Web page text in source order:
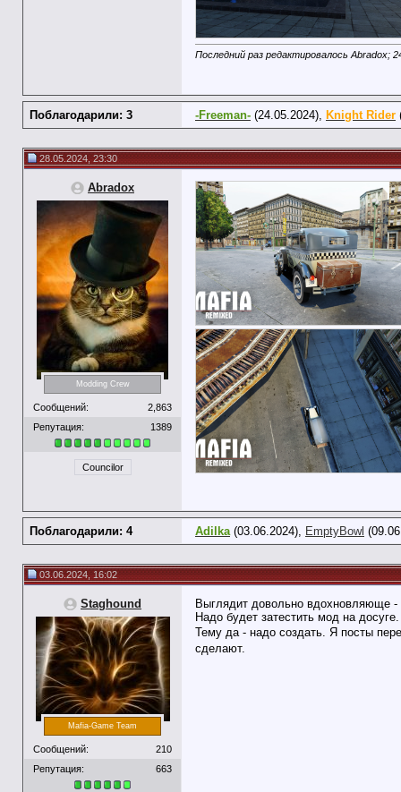
Последний раз редактировалось Abradox;
Поблагодарили: 3 -Freeman- (24.05.2024), Knight Rider
28.05.2024, 23:30
Abradox
Modding Crew
Сообщений:
2,863
Репутация:
1389
Councilor
Поблагодарили: 4 Adilka(03.06.2024), EmptyBowl
03.06.2024, 16:02
Staghound
Mafia-Game Team
Сообщений:
210
Репутация:
663
Выглядит довольно вдохновляюще -
Надо будет затестить мод на досуге.
Тему да - надо создать. Я посты
сделают.